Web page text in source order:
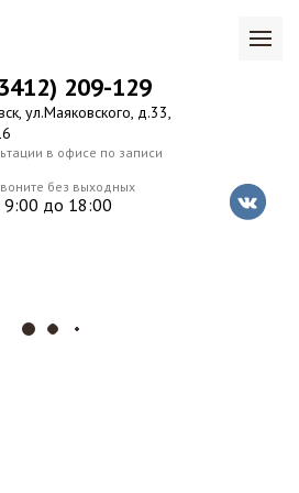
без выходных
9:00 до 18:00
209-129
ул.Маяковского, д.33,
в офисе по записи